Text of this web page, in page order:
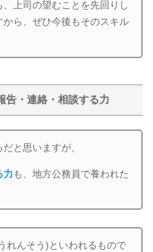
上司の望むことを先回りし
から、ぜひ今後もそのスキル
・連絡・相談する力
と思いますが、
力 も、地方公務員で養われた
れんそう)といわれるもので